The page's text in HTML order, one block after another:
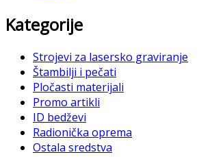
Kategorije
Strojevi za lasersko graviranje
Štambilji i pečati
Pločasti materijali
Promo artikli
ID bedževi
Radionička oprema
Ostala sredstva